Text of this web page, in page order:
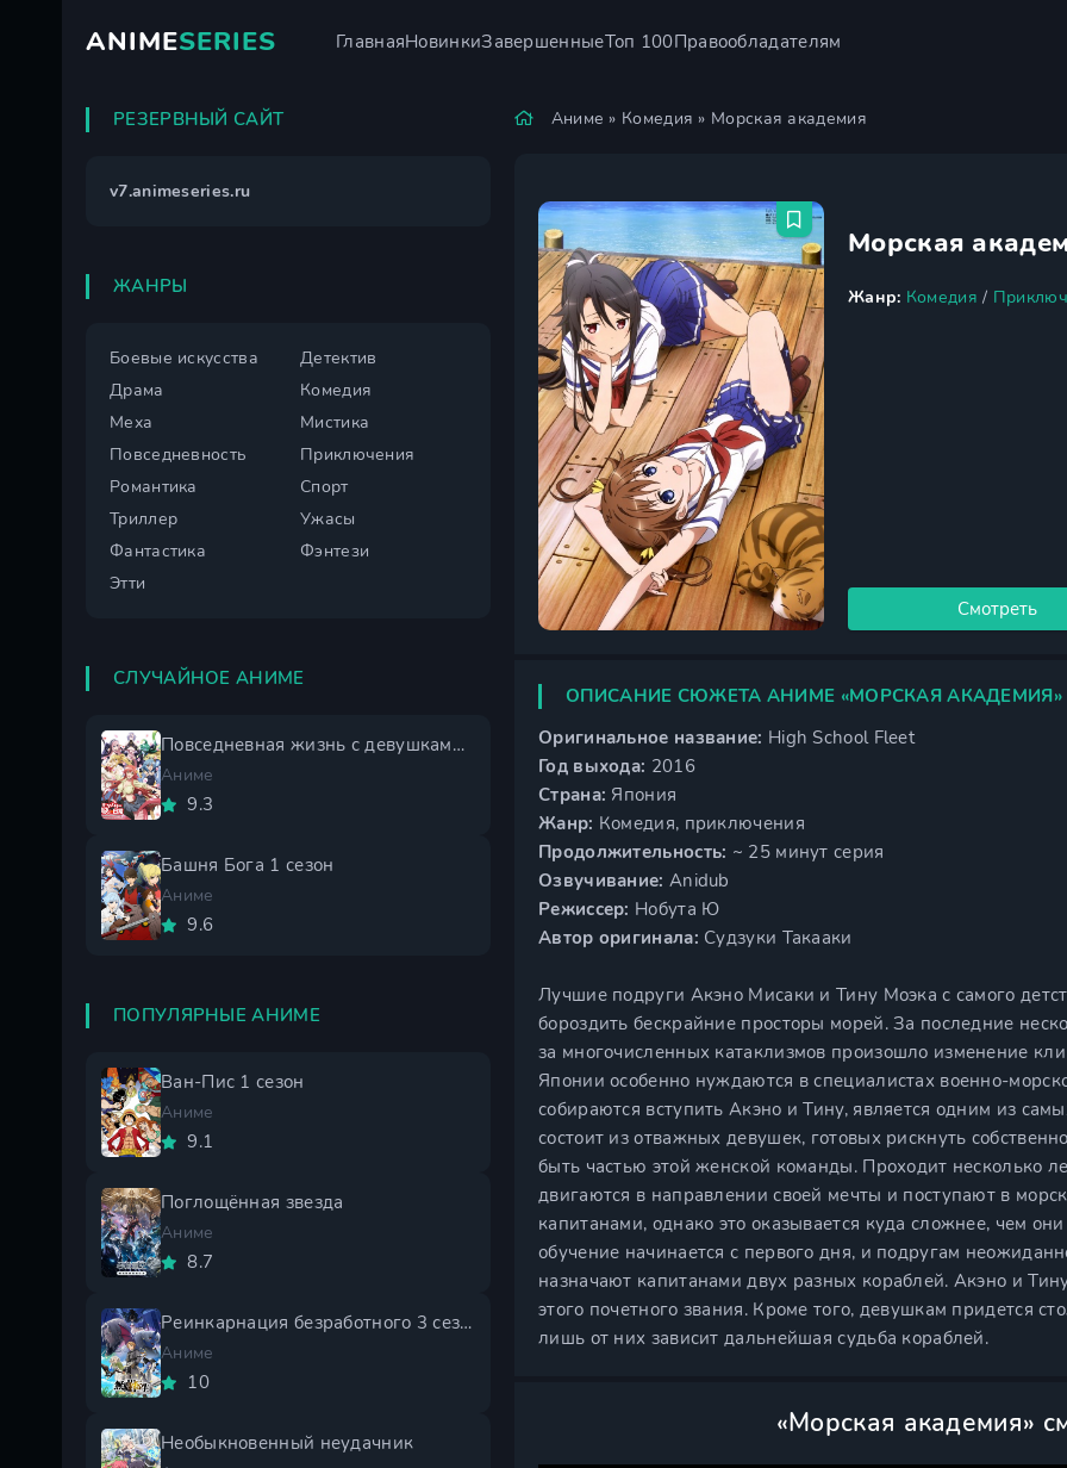
ANIMESERIES ГлавнаяНовинкиЗавершенныеТоп 100Правообладателям
Аниме » Комедия » Морская академия
Морская
Жанр: Комедия /
Смотреть
ОПИСАНИЕ СЮЖЕТА АНИМЕ «МОРСКАЯ АКАДЕМИЯ»
Оригинальное название: High School Fleet
Год выхода: 2016
Страна: Япония
Жанр: Комедия, приключения
Продолжительность: ~ 25 минут серия
Озвучивание: Anidub
Режиссер: Нобута Ю
Автор оригинала: Судзуки Такааки
Лучшие подруги Акэно Мисаки и Тину Моэка с самого
бороздить бескрайние просторы морей. За последние
за многочисленных катаклизмов произошло изменение
Японии особенно нуждаются в специалистах военно-
собираются вступить Акэно и Тину, является одним из
состоит из отважных девушек, готовых рискнуть
быть частью этой женской команды. Проходит несколько
двигаются в направлении своей мечты и поступают в
капитанами, однако это оказывается куда сложнее, чем
обучение начинается с первого дня, и подругам
назначают капитанами двух разных кораблей. Акэно и
этого почетного звания. Кроме того, девушкам придется
лишь от них зависит дальнейшая судьба кораблей.
«Морская академия»
РЕЗЕРВНЫЙ САЙТ
v7.animeseries.ru
ЖАНРЫ
Боевые искусства
Детектив
Драма
Комедия
Меха
Мистика
Повседневность
Приключения
Романтика
Спорт
Триллер
Ужасы
Фантастика
Фэнтези
Этти
СЛУЧАЙНОЕ АНИМЕ
Повседневная жизнь с девушками монстрами
Аниме
9.3
Башня Бога 1 сезон
Аниме
9.6
ПОПУЛЯРНЫЕ АНИМЕ
Ван-Пис 1 сезон
Аниме
9.1
Поглощённая звезда
Аниме
8.7
Реинкарнация безработного 3 сезон
Аниме
10
Необыкновенный неудачник